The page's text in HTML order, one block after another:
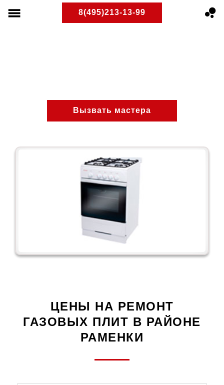
8(495)213-13-99
Вызвать мастера
ЦЕНЫ НА РЕМОНТ
ГАЗОВЫХ ПЛИТ В РАЙОНЕ
РАМЕНКИ